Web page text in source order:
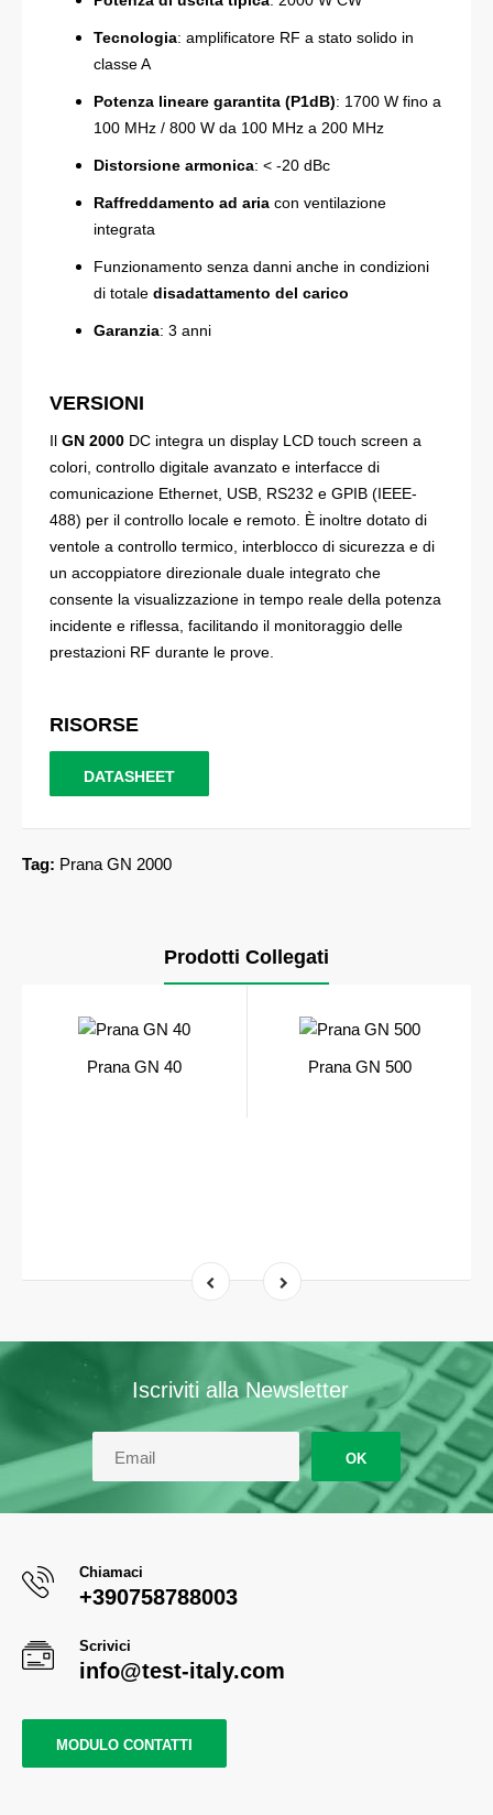
Tecnologia: amplificatore RF a stato solido in
classe A
Potenza lineare garantita (P1dB): 1700 W fino a
100 MHz / 800 W da 100 MHz a 200 MHz
Distorsione armonica: < -20 dBc
Raffreddamento ad aria con ventilazione
integrata
Funzionamento senza danni anche in condizioni
di totale disadattamento del carico
Garanzia: 3 anni
VERSIONI
Il GN 2000 DC integra un display LCD touch screen a
colori, controllo digitale avanzato e interfacce di
comunicazione Ethernet, USB, RS232 e GPIB (IEEE-
488) per il controllo locale e remoto. È inoltre dotato di
ventole a controllo termico, interblocco di sicurezza e di
un accoppiatore direzionale duale integrato che
consente la visualizzazione in tempo reale della potenza
incidente e riflessa, facilitando il monitoraggio delle
prestazioni RF durante le prove.
RISORSE
DATASHEET
Tag: Prana GN 2000
Prodotti Collegati
Prana GN 40 Prana GN 500
Iscriviti alla Newsletter
OK
Chiamaci
+390758788003
Scrivici
info@test-italy.com
MODULO CONTATTI